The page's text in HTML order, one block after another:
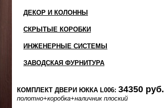
ДЕКОР И КОЛОННЫ
СКРЫТЫЕ КОРОБКИ
ИНЖЕНЕРНЫЕ СИСТЕМЫ
ЗАВОДСКАЯ ФУРНИТУРА
КОМПЛЕКТ ДВЕРИ ЮККА L006: 34350 руб.
полотно+коробка+наличник плоский